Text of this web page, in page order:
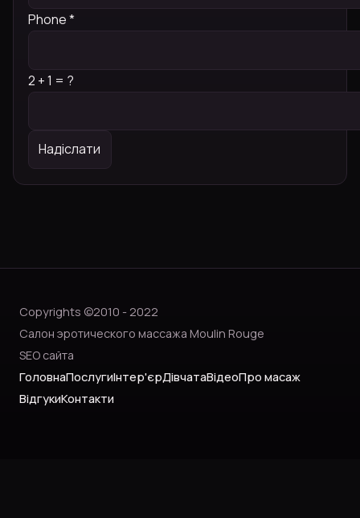
Phone*
2 + 1 = ?
Copyrights ©2010 - 2022
Салон эротического массажа Moulin Rouge
SEO сайта
ГоловнаПослугиІнтер'єрДівчатаВідеоПро масаж
ВідгукиКонтакти